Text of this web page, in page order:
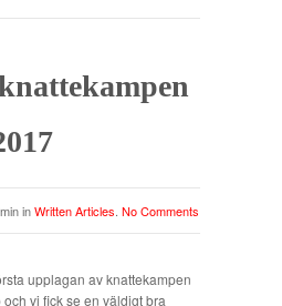
inWritten Articles No Comments
upplagan av knattekampen
vi fick se en väldigt bra